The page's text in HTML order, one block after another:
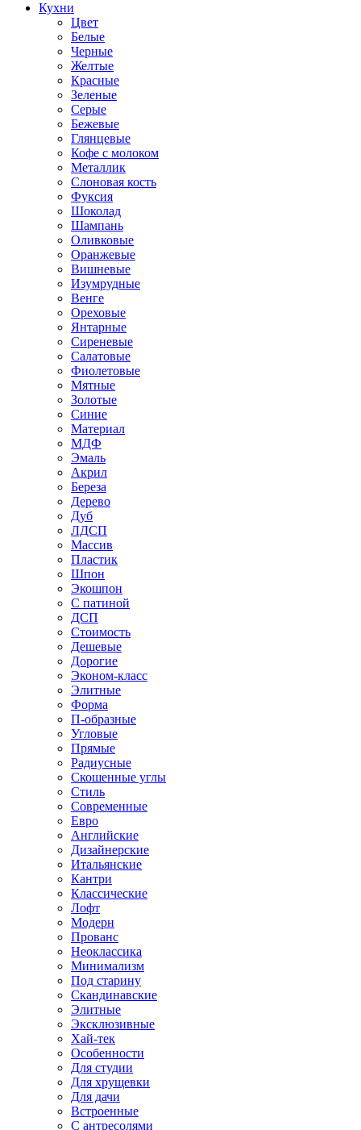
Кухни
Цвет
Белые
Черные
Желтые
Красные
Зеленые
Серые
Бежевые
Глянцевые
Кофе с молоком
Металлик
Слоновая кость
Фуксия
Шоколад
Шампань
Оливковые
Оранжевые
Вишневые
Изумрудные
Венге
Ореховые
Янтарные
Сиреневые
Салатовые
Фиолетовые
Мятные
Золотые
Синие
Материал
МДФ
Эмаль
Акрил
Береза
Дерево
Дуб
ЛДСП
Массив
Пластик
Шпон
Экошпон
С патиной
ДСП
Стоимость
Дешевые
Дорогие
Эконом-класс
Элитные
Форма
П-образные
Угловые
Прямые
Радиусные
Скошенные углы
Стиль
Современные
Евро
Английские
Дизайнерские
Итальянские
Кантри
Классические
Лофт
Модерн
Прованс
Неоклассика
Минимализм
Под старину
Скандинавские
Элитные
Эксклюзивные
Хай-тек
Особенности
Для студии
Для хрущевки
Для дачи
Встроенные
С антресолями